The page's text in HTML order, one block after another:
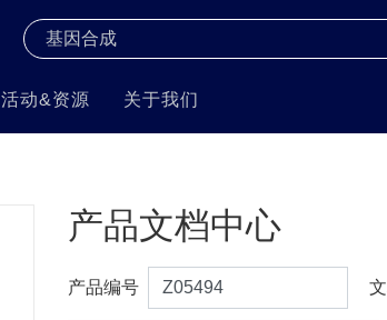
活动&资源 关于我们
产品文档中心
产品编号